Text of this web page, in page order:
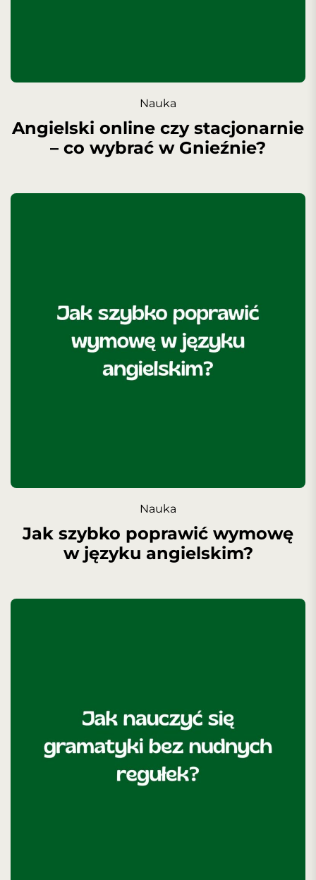
Nauka
Angielski online czy stacjonarnie
– co wybrać w Gnieźnie?
Nauka
Jak szybko poprawić wymowę
w języku angielskim?